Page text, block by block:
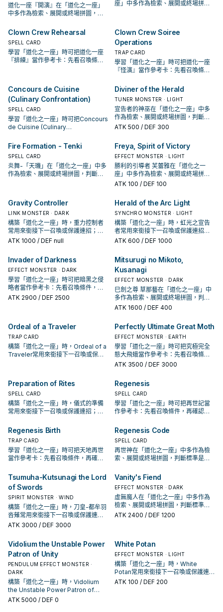
道化一座『開演』在「道化之一座」
中多作為檢索、展開或終場拼圖，判
率。
座」中多作為檢索、展開或終場拼
Clown Crew Rehearsal
SPELL CARD
學習「道化之一座」時可把道化一座
『排練』當作參考卡：先看召喚條
Clown Crew Soiree
Operations
TRAP CARD
學習「道化之一座」時可把道化一座
『怪演』當作參考卡：先看召喚條
卡。
Concours de Cuisine
(Culinary Confrontation)
SPELL CARD
學習「道化之一座」時可把Concours
de Cuisine (Culinary
喚條件，再確認它是起手、展開還是
收益卡。
Diviner of the Herald
TUNER MONSTER · LIGHT
宣告者的神巫在「道化之一座」中多
作為檢索、展開或終場拼圖，判斷標
準是它出現在成功起手中的頻率。
ATK 500 / DEF 300
Fire Formation - Tenki
SPELL CARD
炎舞-「天璣」在「道化之一座」中多
作為檢索、展開或終場拼圖，判斷標
Freya, Spirit of Victory
EFFECT MONSTER · LIGHT
勝利的引導者 芙蕾雅在「道化之一
座」中多作為檢索、展開或終場拼
圖，判斷標準是它出現在成功起手中
ATK 100 / DEF 100
Gravity Controller
LINK MONSTER · DARK
構築「道化之一座」時，重力控制者
常用來銜接下一召喚或保護連招；是
否投入取決於你的手坑／解場配置。
ATK 1000 / DEF null
Herald of the Arc Light
SYNCHRO MONSTER · LIGHT
構築「道化之一座」時，虹光之宣告
者常用來銜接下一召喚或保護連招；
是否投入取決於你的手坑／解場配
ATK 600 / DEF 1000
Invader of Darkness
EFFECT MONSTER · DARK
學習「道化之一座」時可把暗黑之侵
略者當作參考卡：先看召喚條件，再
確認它是起手、展開還是收益卡。
ATK 2900 / DEF 2500
Mitsurugi no Mikoto,
Kusanagi
EFFECT MONSTER · DARK
巳劍之尊 草那藝在「道化之一座」中
多作為檢索、展開或終場拼圖，判斷
標準是它出現在成功起手中的頻率。
ATK 1600 / DEF 400
Ordeal of a Traveler
TRAP CARD
構築「道化之一座」時，Ordeal of a
Traveler常用來銜接下一召喚或保護
Perfectly Ultimate Great Moth
EFFECT MONSTER · EARTH
學習「道化之一座」時可把究極完全
態大飛蛾當作參考卡：先看召喚條
件，再確認它是起手、展開還是收益
ATK 3500 / DEF 3000
Preparation of Rites
SPELL CARD
構築「道化之一座」時，儀式的準備
常用來銜接下一召喚或保護連招；是
Regenesis
SPELL CARD
學習「道化之一座」時可把再世記當
作參考卡：先看召喚條件，再確認它
Regenesis Birth
TRAP CARD
學習「道化之一座」時可把天地再世
當作參考卡：先看召喚條件，再確認
Regenesis Code
SPELL CARD
再世神在「道化之一座」中多作為檢
索、展開或終場拼圖，判斷標準是它
Tsumuha-Kutsunagi the Lord
of Swords
SPIRIT MONSTER · WIND
構築「道化之一座」時，刀皇-都牟羽
沓薙常用來銜接下一召喚或保護連
招；是否投入取決於你的手坑／解場
ATK 3000 / DEF 3000
Vanity's Fiend
EFFECT MONSTER · DARK
虛無魔人在「道化之一座」中多作為
檢索、展開或終場拼圖，判斷標準是
它出現在成功起手中的頻率。
ATK 2400 / DEF 1200
Vidolium the Unstable Power
Patron of Unity
PENDULUM EFFECT MONSTER ·
DARK
構築「道化之一座」時，Vidolium
the Unstable Power Patron of
Unity常用來銜接下一召喚或保護連
ATK 5000 / DEF 0
White Potan
EFFECT MONSTER · LIGHT
構築「道化之一座」時，White
Potan常用來銜接下一召喚或保護連
招；是否投入取決於你的手坑／解場
ATK 100 / DEF 200